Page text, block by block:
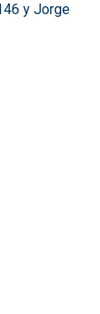
y Jorge